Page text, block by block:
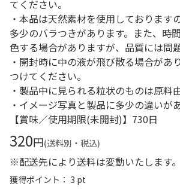
てください。
・本品は天然素材を使用しております
多少のバラつきがあります。また、時
色する場合がありますが、品質には問
・開封時に中の液が飛び散る場合があ
つけてください。
・製品中に見られる粒状のものは原料
・イメージ写真と製品に多少の違いが
【賞味／使用期限(未開封)】730日
320円(送料別・税込)
※配送先により送料は変動いたします。
獲得ポイント： 3 pt